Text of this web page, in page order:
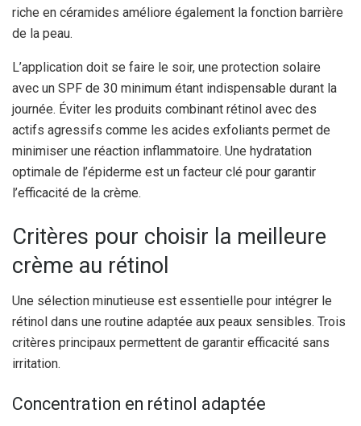
riche en céramides améliore également la fonction barrière
de la peau.
L’application doit se faire le soir, une protection solaire
avec un SPF de 30 minimum étant indispensable durant la
journée. Éviter les produits combinant rétinol avec des
actifs agressifs comme les acides exfoliants permet de
minimiser une réaction inflammatoire. Une hydratation
optimale de l’épiderme est un facteur clé pour garantir
l’efficacité de la crème.
Critères pour choisir la meilleure
crème au rétinol
Une sélection minutieuse est essentielle pour intégrer le
rétinol dans une routine adaptée aux peaux sensibles. Trois
critères principaux permettent de garantir efficacité sans
irritation.
Concentration en rétinol adaptée